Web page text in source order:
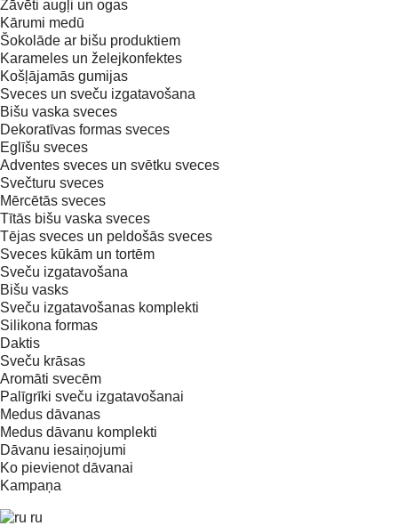
Žāvēti augļi un ogas
Kārumi medū
Šokolāde ar bišu produktiem
Karameles un želejkonfektes
Košļājamās gumijas
Sveces un sveču izgatavošana
Bišu vaska sveces
Dekoratīvas formas sveces
Eglīšu sveces
Adventes sveces un svētku sveces
Svečturu sveces
Mērcētās sveces
Tītās bišu vaska sveces
Tējas sveces un peldošās sveces
Sveces kūkām un tortēm
Sveču izgatavošana
Bišu vasks
Sveču izgatavošanas komplekti
Silikona formas
Daktis
Sveču krāsas
Aromāti svecēm
Palīgrīki sveču izgatavošanai
Medus dāvanas
Medus dāvanu komplekti
Dāvanu iesaiņojumi
Ko pievienot dāvanai
Kampaņa
ru